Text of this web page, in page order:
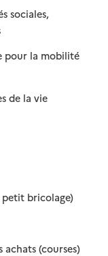
sociales,
disponible
pour la mobilité
de la vie
bricolage): disponible
: non
(courses)
:
: non